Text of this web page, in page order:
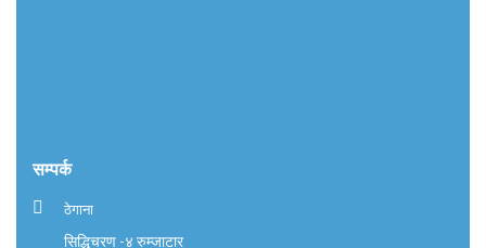
सम्पर्क
ठेगाना
सिद्धिचरण -४ रुम्जाटार